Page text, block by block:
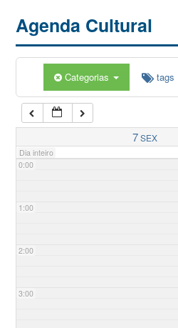
Agenda Cultural
Categorias tags
7SEX
Dia inteiro
0:00
1:00
2:00
3:00